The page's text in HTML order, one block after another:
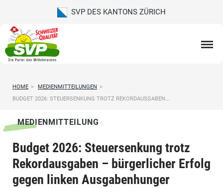
SVP DES KANTONS ZÜRICH
HOME > MEDIENMITTEILUNGEN >
BUDGET 2026: STEUERSENKUNG TROTZ REKORDAUSGABEN...
MEDIENMITTEILUNG
Budget 2026: Steuersenkung trotz
Rekordausgaben – bürgerlicher Erfolg
gegen linken Ausgabenhunger